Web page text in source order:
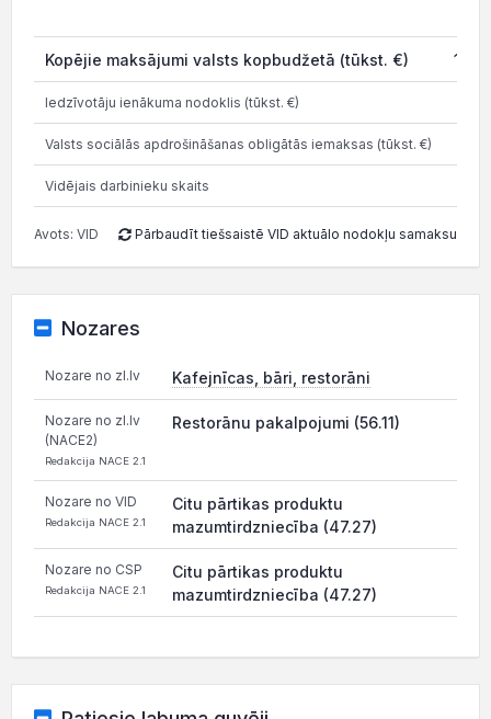
Kopējie maksājumi valsts kopbudžetā (tūkst. €)
Iedzīvotāju ienākuma nodoklis (tūkst. €)
Valsts sociālās apdrošināšanas obligātās iemaksas (tūkst. €)
Vidējais darbinieku skaits
Avots: VID Pārbaudīt tiešsaistē VID aktuālo nodokļu samaksu
Nozares
Nozare no zl.lv Kafejnīcas, bāri, restorāni
Nozare no zl.lv
(NACE2)
Redakcija NACE 2.1
Restorānu pakalpojumi (56.11)
Nozare no VID
Redakcija NACE 2.1
Citu pārtikas produktu
mazumtirdzniecība (47.27)
Nozare no CSP
Redakcija NACE 2.1
Citu pārtikas produktu
mazumtirdzniecība (47.27)